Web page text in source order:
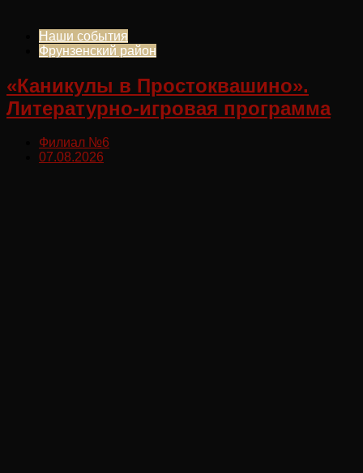
Наши события
Фрунзенский район
«Каникулы в Простоквашино».
Литературно-игровая программа
Филиал №6
07.08.2026